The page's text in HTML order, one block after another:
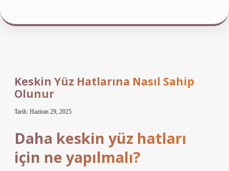
Keskin Yüz Hatlarına Nasıl Sahip
Olunur
Tarih: Haziran 29, 2025
Daha keskin yüz hatları
için ne yapılmalı?